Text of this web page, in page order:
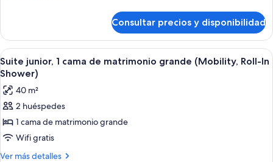
de
matrimonio
grande
(Skyline
View)
junior,
cama
de
matrimonio
grande
(Skyline
Consultar precios y disponibilidad
Abrir
todas
las
fotos
de
Suite
junior,
1
Ropa de cama de alta calidad y
7
Suite junior, 1 cama de matrimonio grande (Mobility, Roll-In
Shower)
40 m²
2 huéspedes
1 cama de matrimonio grande
Wifi gratis
Ver más detalles
Más